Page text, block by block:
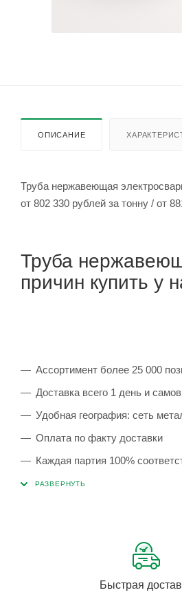
ОПИСАНИЕ
Труба нержавеющая
от 802
Труба
причин купить у
Ассортимент более 25 000
Доставка всего 1 день и
Удобная география: сеть
Оплата по факту доставки
Каждая партия 100%
Сервисные услуги: резка,
Быстрая